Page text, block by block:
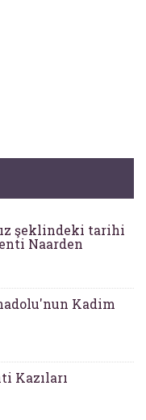
şeklindeki tarihi
Naarden
Kadim
Kazıları